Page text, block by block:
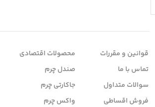
قوانین و مقررات
تماس با ما
سوالات متداول
فروش اقساطی
محصولات اقتصادی
صندل چرم
جاکارتی چرم
واکس چرم